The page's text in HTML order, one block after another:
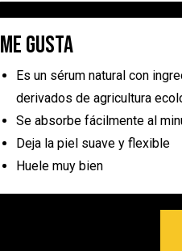
Me gusta
Es un sérum natural con
derivados de agricultura
Se absorbe fácilmente al
Deja la piel suave y flexible
Huele muy bien